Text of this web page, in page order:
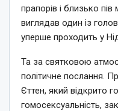
прапорів і близько
виглядав один із
уперше проходить у
Та за святковою
політичне послання.
Єттен, який відкрито
гомосексуальність,